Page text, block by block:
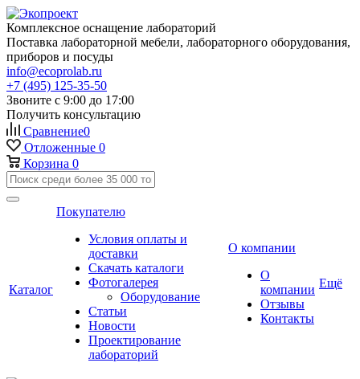
Комплексное оснащение лабораторий
Поставка лабораторной мебели, лабораторного оборудования,
приборов и посуды
info@ecoprolab.ru
+7 (495) 125-35-50
Звоните с 9:00 до 17:00
Получить консультацию
Сравнение0
Отложенные 0
Корзина 0
Каталог
Покупателю
Условия оплаты и
доставки
Скачать каталоги
Фотогалерея
Оборудование
Статьи
Новости
Проектирование
лабораторий
О компании
О
компании
Отзывы
Контакты
Ещё